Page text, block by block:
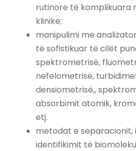
rutinore të komplikuara
klinike;
manipulimi me
të sofistikuar të cilët
spektrometrisë,
nefelometrisë,
densiometrisë,,
absorbimit atomik,
etj.
metodat e separacionit,
identifikimit të